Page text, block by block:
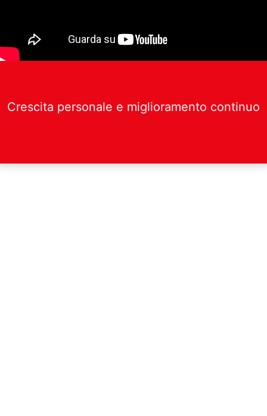
Crescita personale e miglioramento continuo